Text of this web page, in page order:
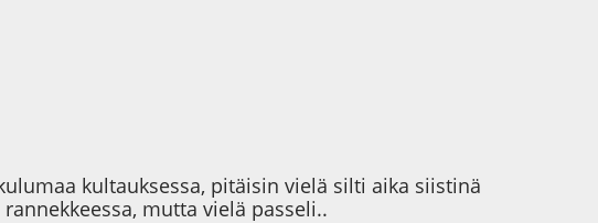
kultauksessa, pitäisin vielä silti aika siistinä
mutta vielä passeli..